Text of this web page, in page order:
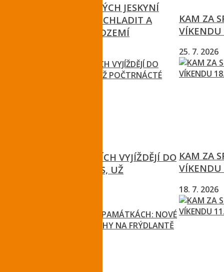
13 ZPŘÍSTUPNĚNÝCH JESKYNÍ
ZVE: PŘIJĎTE SE ZCHLADIT A
FOŤTE KRÁSY PODZEMÍ
STRÁŽCI NA KONÍCH VYJÍŽDĚJÍ DO
KRKONOŠ I LETOS, UŽ
KAM ZA
VÍKENDU
25. 7. 2026
KAM ZA
VÍKENDU
18. 7. 2026